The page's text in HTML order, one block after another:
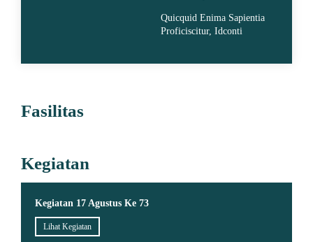
Quicquid Enima Sapientia
Proficiscitur, Idconti
Fasilitas
Kegiatan
Kegiatan 17 Agustus Ke 73
Lihat Kegiatan